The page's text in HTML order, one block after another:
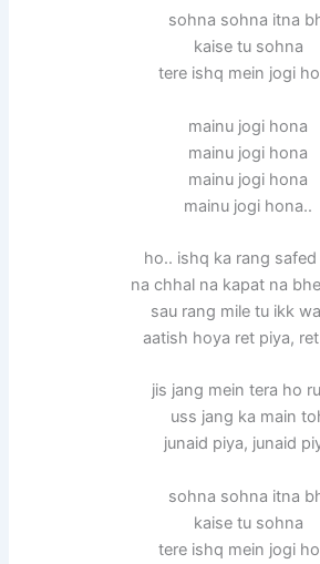
sohna sohna itna
kaise tu sohna
tere ishq mein jogi
mainu jogi hona
mainu jogi hona
mainu jogi hona
mainu jogi hona..
ho.. ishq ka rang safed
na chhal na kapat na
sau rang mile tu ikk
aatish hoya ret piya,
jis jang mein tera ho
uss jang ka main
junaid piya, junaid
sohna sohna itna
kaise tu sohna
tere ishq mein jogi